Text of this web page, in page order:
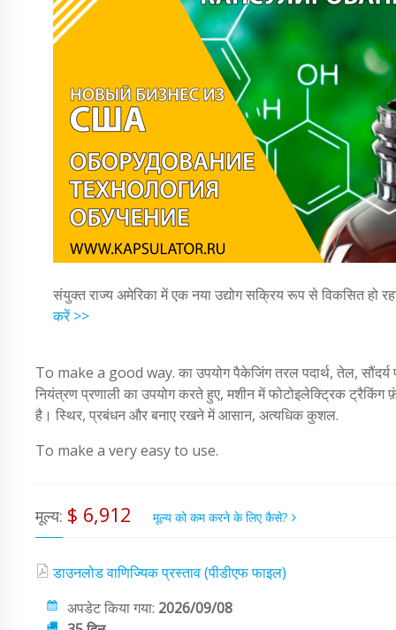
संयुक्त राज्य अमेरिका में एक नया उद्योग सक्रिय रूप से विकसित हो
करें >>
To make a good way. का उपयोग पैकेजिंग तरल पदार्थ, तेल, सौंदर्य
नियंत्रण प्रणाली का उपयोग करते हुए, मशीन में फोटोइलेक्ट्रिक
है। स्थिर, प्रबंधन और बनाए रखने में आसान, अत्यधिक कुशल.
To make a very easy to use.
मूल्य: $ 6,912 मूल्य को कम करने के लिए कैसे?
डाउनलोड वाणिज्यिक प्रस्ताव (पीडीएफ फाइल)
अपडेट किया गया: 2026/09/08